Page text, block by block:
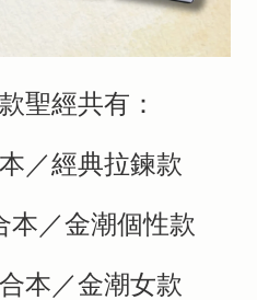
聖經共有：
／經典拉鍊款
本／金潮個性款
本／金潮女款